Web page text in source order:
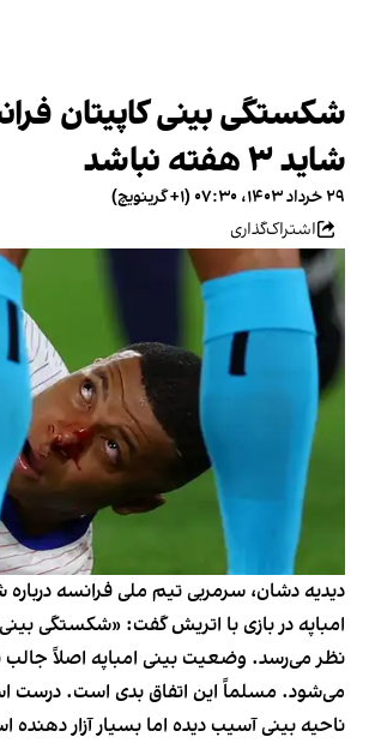
شکستگی بینی کاپیتان
شاید ۳ هفته نباشد
۲۹ خرداد ۱۴۰۳، ۰۷:۳۰ (‎+۱ گرینویچ)
اشتراک‌گذاری
دیدیه دشان، سرمربی تیم ملی فرانسه
امباپه در بازی با اتریش گفت: «شکستگی
نظر می‌رسد. وضعیت بینی امباپه اصلاً
می‌شود. مسلماً این اتفاق بدی است. درست
ناحیه بینی آسیب دیده اما بسیار آزار